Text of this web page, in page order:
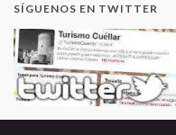
SÍGUENOS EN TWITTER